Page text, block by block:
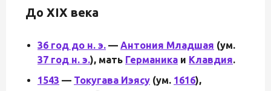
До XIX века
36 год до н. э. — Антония Младшая (ум.
37 год н. э.), мать Германика и Клавдия.
1543 — Токугава Иэясу (ум. 1616),